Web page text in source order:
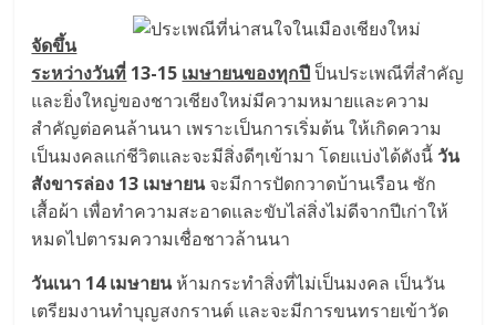
จัดขึ้น
ระหว่างวันที่ 13-15 เมษายนของทุกปีป็นประเพณีที่สำคัญ
และยิ่งใหญ่ของชาวเชียงใหม่มีความหมายและความ
สำคัญต่อคนล้านนา เพราะเป็นการเริ่มต้น ให้เกิดความ
เป็นมงคลแก่ชีวิตและจะมีสิ่งดีๆเข้ามา โดยแบ่งได้ดังนี้วัน
สังขารล่อง 13 เมษายนจะมีการปัดกวาดบ้านเรือน ซัก
เสื้อผ้า เพื่อทำความสะอาดและขับไล่สิ่งไม่ดีจากปีเก่าให้
หมดไปตารมความเชื่อชาวล้านนา
วันเนา 14 เมษายนห้ามกระทำสิ่งที่ไม่เป็นมงคล เป็นวัน
เตรียมงานทำบุญสงกรานต์ และจะมีการขนทรายเข้าวัด